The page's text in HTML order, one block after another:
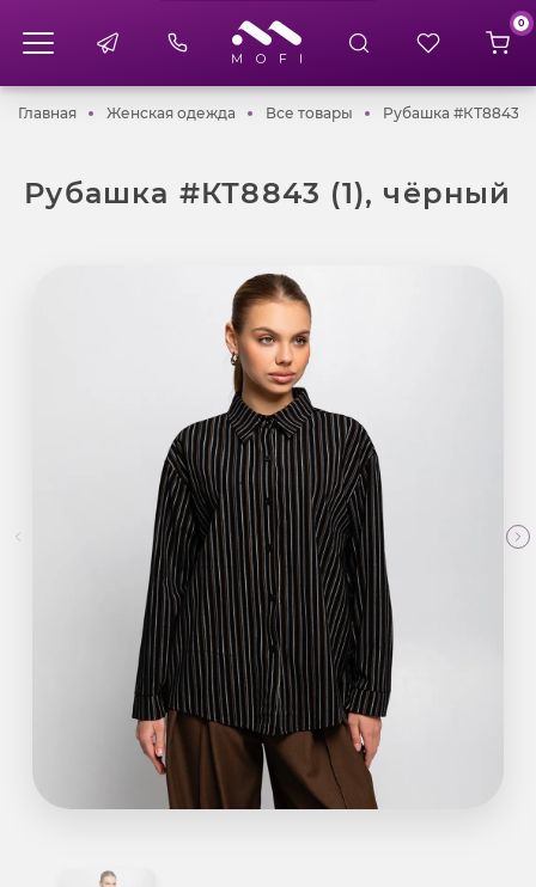
0
ГлавнаяГлавнаяЖенская одежда Женская одежда
Все товары Все товары
Рубашка #КТ8843
Рубашка #КТ8843 (1), чёрный